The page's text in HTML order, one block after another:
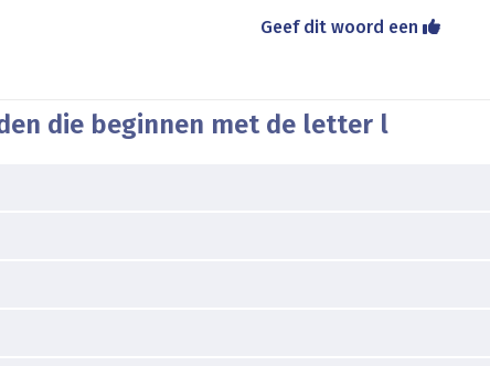
Geef dit woord een
die beginnen met de letter l